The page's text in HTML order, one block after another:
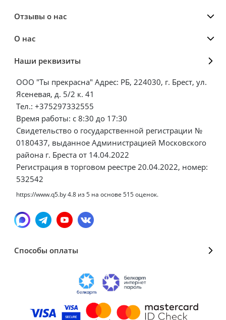
Отзывы о нас
О нас
Наши реквизиты
ООО "Ты прекрасна" Адрес: РБ, 224030, г. Брест, ул.
Ясеневая, д. 5/2 к. 41
Тел.: +375297332555
Время работы: с 8:30 до 17:30
Свидетельство о государственной регистрации №
0180437, выданное Администрацией Московского
района г. Бреста от 14.04.2022
Регистрация в торговом реестре 20.04.2022, номер:
532542
https://www.q5.by4.8 из5 на основе 515оценок.
Способы оплаты